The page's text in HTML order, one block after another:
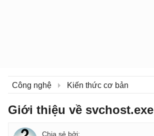
Công nghệ Kiến thức cơ bản
Giới thiệu về svchost.exe